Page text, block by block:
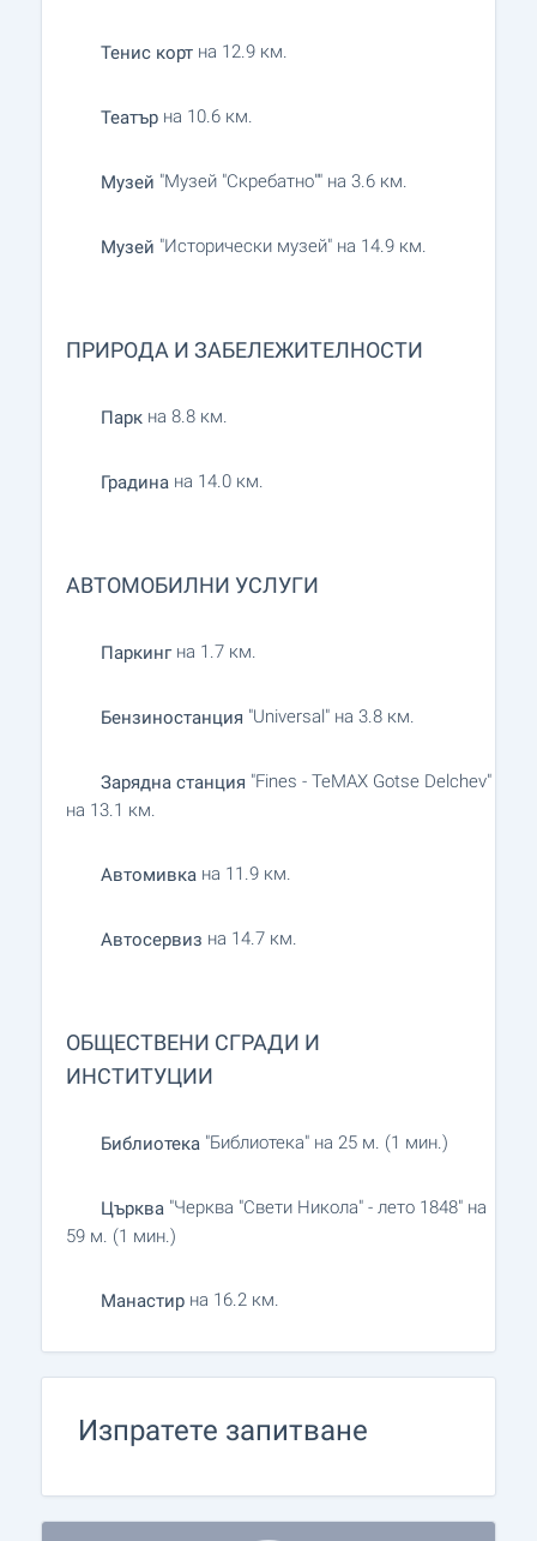
Тенис корт на 12.9 км.
Театър на 10.6 км.
Музей "Музей "Скребатно"" на 3.6 км.
Музей "Исторически музей" на 14.9 км.
ПРИРОДА И ЗАБЕЛЕЖИТЕЛНОСТИ
Парк на 8.8 км.
Градина на 14.0 км.
АВТОМОБИЛНИ УСЛУГИ
Паркингна 1.7 км.
Бензиностанция "Universal" на 3.8 км.
Зарядна станция "Fines - TeMAX Gotse Delchev"
на 13.1 км.
Автомивка на 11.9 км.
Автосервиз на 14.7 км.
ОБЩЕСТВЕНИ СГРАДИ И
ИНСТИТУЦИИ
Библиотека "Библиотека" на 25 м. (1 мин.)
Църква "Черква "Свети Никола" - лето 1848" на
59 м. (1 мин.)
Манастир на 16.2 км.
Изпратете запитване